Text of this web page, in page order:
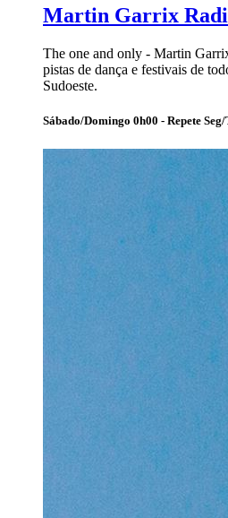
Martin Garrix
The one and only - Martin
pistas de dança e festivais de
Sudoeste.
Sábado/Domingo 0h00 - Repete